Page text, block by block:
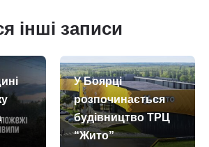
інші записи
У Боярці
розпочинається
будівництво ТРЦ
“Жито”